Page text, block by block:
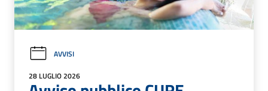
AVVISI
28 LUGLIO 2026